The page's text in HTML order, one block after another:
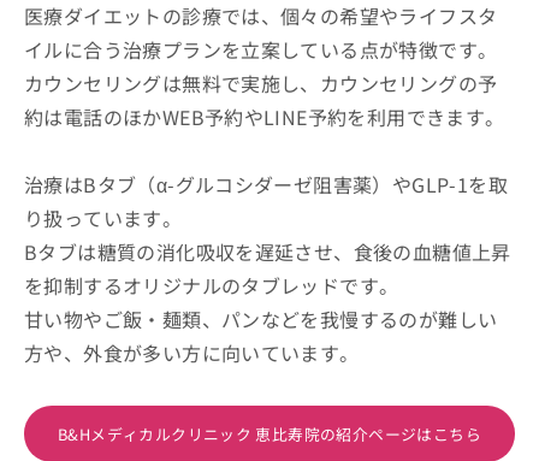
医療ダイエットの診療では、個々の希望やライフスタ
イルに合う治療プランを立案している点が特徴です。
カウンセリングは無料で実施し、カウンセリングの予
約は電話のほかWEB予約やLINE予約を利用できます。
治療はBタブ（α-グルコシダーゼ阻害薬）やGLP-1を取
り扱っています。
Bタブは糖質の消化吸収を遅延させ、食後の血糖値上昇
を抑制するオリジナルのタブレッドです。
甘い物やご飯・麺類、パンなどを我慢するのが難しい
方や、外食が多い方に向いています。
B&Hメディカルクリニック 恵比寿院の紹介ページはこちら